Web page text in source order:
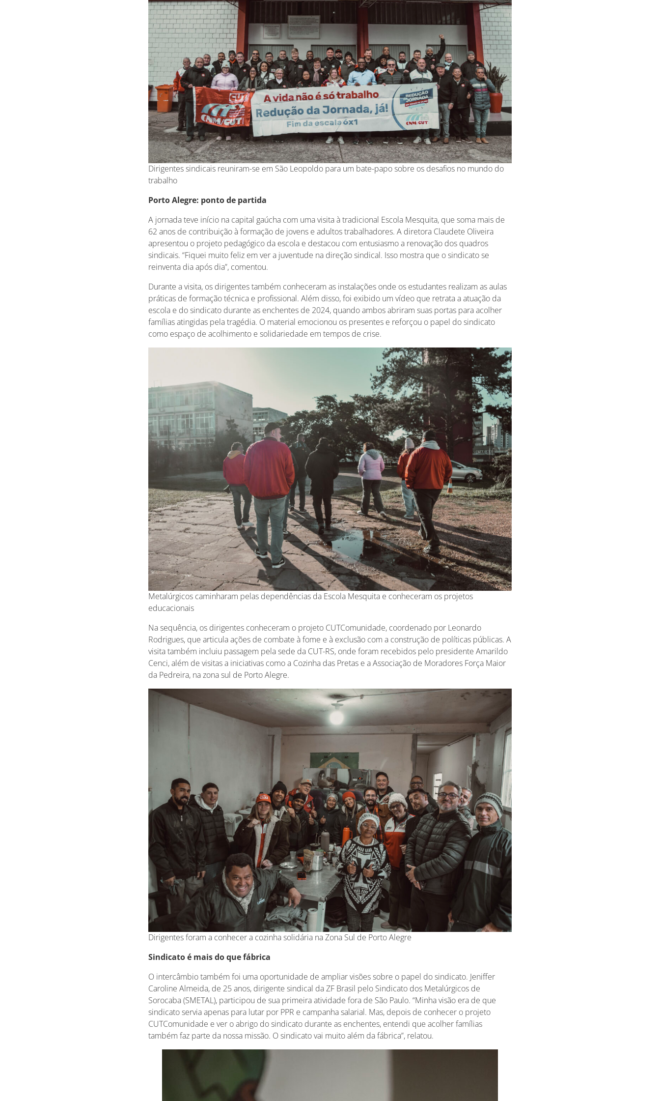
Dirigentes sindicais reuniram-se em São Leopoldo para um bate-papo sobre os desafios no mundo do
trabalho
Porto Alegre: ponto de partida
A jornada teve início na capital gaúcha com uma visita à tradicional Escola Mesquita, que soma mais de
62 anos de contribuição à formação de jovens e adultos trabalhadores. A diretora Claudete Oliveira
apresentou o projeto pedagógico da escola e destacou com entusiasmo a renovação dos quadros
sindicais. “Fiquei muito feliz em ver a juventude na direção sindical. Isso mostra que o sindicato se
reinventa dia após dia”, comentou.
Durante a visita, os dirigentes também conheceram as instalações onde os estudantes realizam as aulas
práticas de formação técnica e profissional. Além disso, foi exibido um vídeo que retrata a atuação da
escola e do sindicato durante as enchentes de 2024, quando ambos abriram suas portas para acolher
famílias atingidas pela tragédia. O material emocionou os presentes e reforçou o papel do sindicato
como espaço de acolhimento e solidariedade em tempos de crise.
Metalúrgicos caminharam pelas dependências da Escola Mesquita e conheceram os projetos
educacionais
Na sequência, os dirigentes conheceram o projeto CUTComunidade, coordenado por Leonardo
Rodrigues, que articula ações de combate à fome e à exclusão com a construção de políticas públicas. A
visita também incluiu passagem pela sede da CUT-RS, onde foram recebidos pelo presidente Amarildo
Cenci, além de visitas a iniciativas como a Cozinha das Pretas e a Associação de Moradores Força Maior
da Pedreira, na zona sul de Porto Alegre.
Dirigentes foram a conhecer a cozinha solidária na Zona Sul de Porto Alegre
Sindicato é mais do que fábrica
O intercâmbio também foi uma oportunidade de ampliar visões sobre o papel do sindicato. Jeniffer
Caroline Almeida, de 25 anos, dirigente sindical da ZF Brasil pelo Sindicato dos Metalúrgicos de
Sorocaba (SMETAL), participou de sua primeira atividade fora de São Paulo. “Minha visão era de que
sindicato servia apenas para lutar por PPR e campanha salarial. Mas, depois de conhecer o projeto
CUTComunidade e ver o abrigo do sindicato durante as enchentes, entendi que acolher famílias
também faz parte da nossa missão. O sindicato vai muito além da fábrica”, relatou.